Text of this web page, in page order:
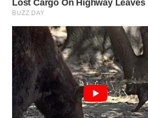
WN
PRIANGAN
TIMUR
WN
SEMARANG
WN
SOLO